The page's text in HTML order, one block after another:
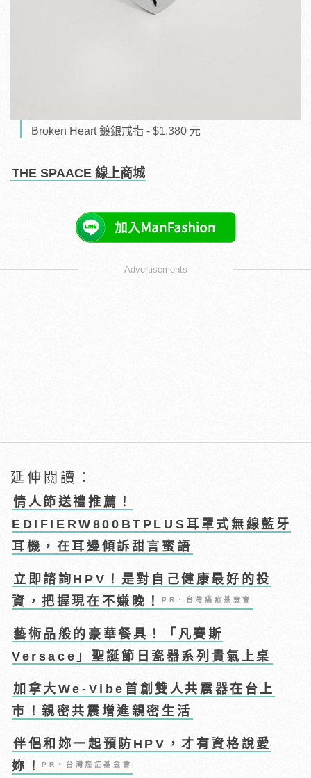
Broken Heart 鍍銀戒指 - $1,380 元
THE SPAACE 線上商城
Advertisements
延伸閱讀：
情人節送禮推薦！
EDIFIERW800BTPLUS耳罩式無線藍牙
耳機，在耳邊傾訴甜言蜜語
立即諮詢HPV！是對自己健康最好的投
資，把握現在不嫌晚！PR・台灣癌症基金會
藝術品般的豪華餐具！「凡賽斯
Versace」聖誕節日瓷器系列貴氣上桌
加拿大We-Vibe首創雙人共震器在台上
市！親密共震增進親密生活
伴侶和妳一起預防HPV，才有資格說愛
妳！PR・台灣癌症基金會